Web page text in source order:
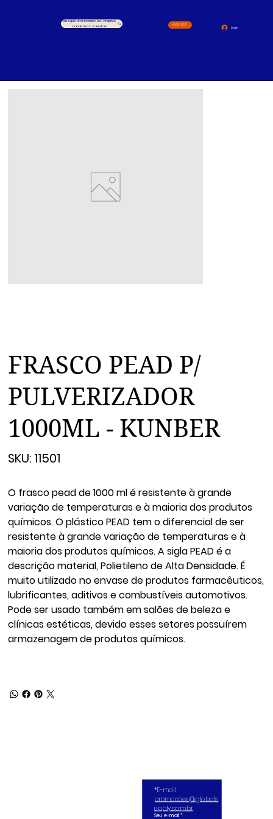
Busque um Produto, ex.: Arquivo,
cardernos, canetas
4000-1517
Login
FRASCO PEAD P/
PULVERIZADOR
1000ML - KUNBER
SKU:
11501
11501
O frasco pead de 1000 ml é resistente à grande
variação de temperaturas e à maioria dos produtos
químicos. O plástico PEAD tem o diferencial de ser
resistente à grande variação de temperaturas e à
maioria dos produtos químicos. A sigla PEAD é a
descrição material, Polietileno de Alta Densidade. É
muito utilizado no envase de produtos farmacêuticos,
lubrificantes, aditivos e combustíveis automotivos.
Pode ser usado também em salões de beleza e
clínicas estéticas, devido esses setores possuírem
armazenagem de produtos químicos.
promocoes@globals
upply.com.br
Seu e-mail *